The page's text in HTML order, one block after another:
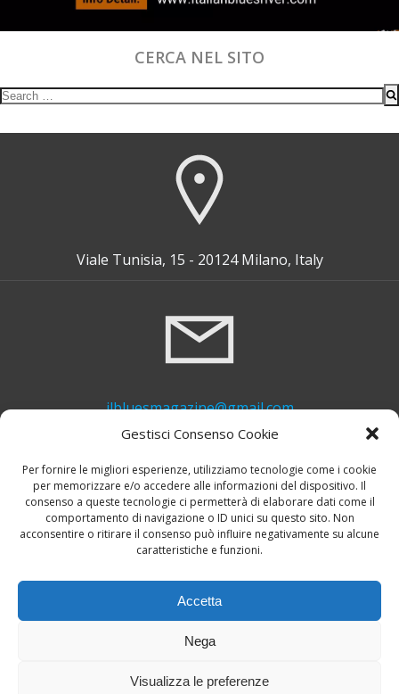
Gestisci Consenso Cookie
Per fornire le migliori esperienze, utilizziamo tecnologie come i cookie
per memorizzare e/o accedere alle informazioni del dispositivo. Il
consenso a queste tecnologie ci permetterà di elaborare dati come il
comportamento di navigazione o ID unici su questo sito. Non
acconsentire o ritirare il consenso può influire negativamente su alcune
caratteristiche e funzioni.
Accetta
Nega
Visualizza le preferenze
CERCA NEL SITO
Search
Viale Tunisia, 15 - 20124 Milano, Italy
ilbluesmagazine@gmail.com
+39 339 748 6635
© 2026 Il Blues Magazine. Powered by